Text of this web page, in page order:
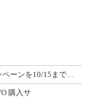
新型「RESO」インカム発売記念！ 下取りキャンペーンを10/15まで延長して開
購入サ